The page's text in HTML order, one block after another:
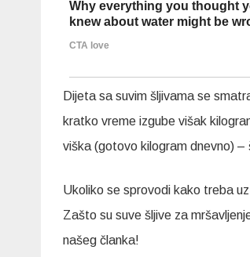
Dijeta sa suvim šljivama se
kratko vreme izgube višak
viška (gotovo kilogram dnevno)
Ukoliko se sprovodi kako treba
Zašto su suve šljive za
našeg članka!